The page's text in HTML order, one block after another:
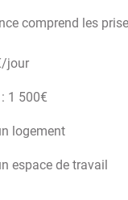
comprend les
jour
1 500€
logement
espace de travail